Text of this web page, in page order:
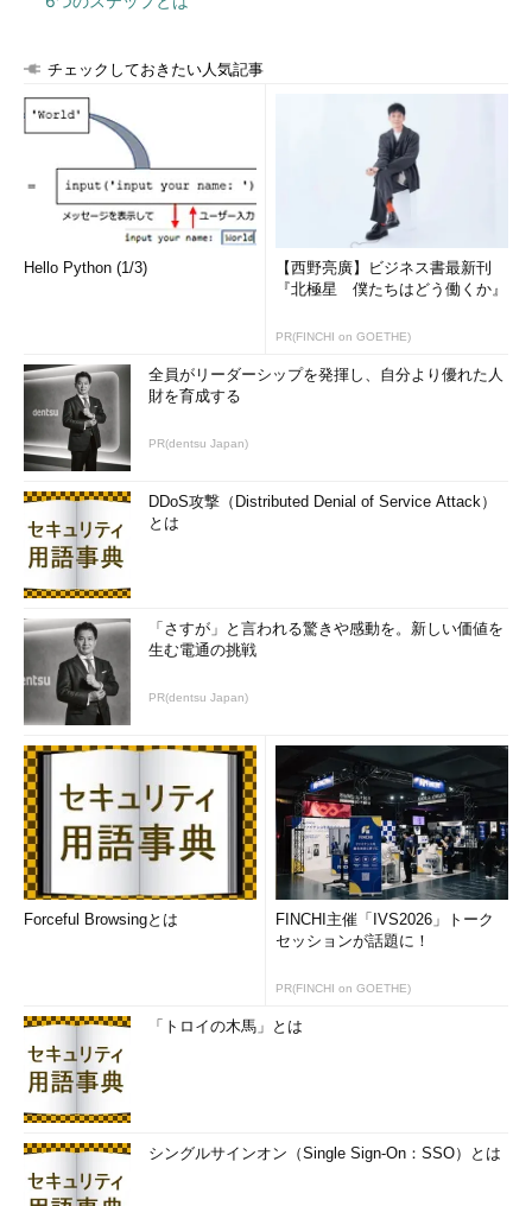
チェックしておきたい人気記事
Hello Python (1/3)
【西野亮廣】ビジネス書最新刊
『北極星 僕たちはどう働くか』
PR(FINCHI on GOETHE)
全員がリーダーシップを発揮し、自分より優れた人
財を育成する
PR(dentsu Japan)
DDoS攻撃（Distributed Denial of Service Attack）
とは
「さすが」と言われる驚きや感動を。新しい価値を
生む電通の挑戦
PR(dentsu Japan)
Forceful Browsingとは
FINCHI主催「IVS2026」トーク
セッションが話題に！
PR(FINCHI on GOETHE)
「トロイの木馬」とは
シングルサインオン（Single Sign-On：SSO）とは